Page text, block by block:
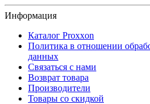
Информация
Каталог Proxxon
Политика в отношении
данных
Связаться с нами
Возврат товара
Производители
Товары со скидкой